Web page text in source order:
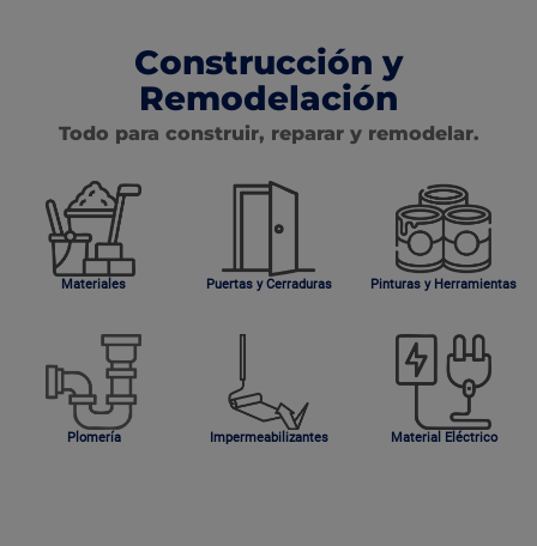
Construcción y
Remodelación
Todo para construir, reparar y remodelar.
Materiales Puertas y Cerraduras Pinturas y Herramientas
Plomería Impermeabilizantes Material Eléctrico